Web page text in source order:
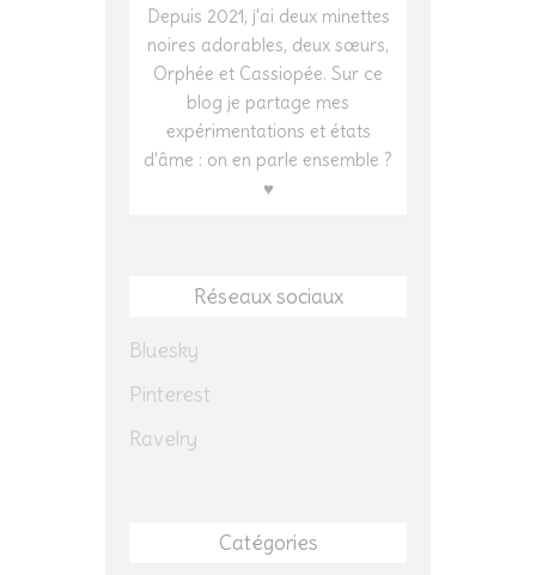
Depuis 2021, j'ai deux minettes
noires adorables, deux sœurs,
Orphée et Cassiopée. Sur ce
blog je partage mes
expérimentations et états
d'âme : on en parle ensemble ?
♥
Réseaux sociaux
Bluesky
Pinterest
Ravelry
Catégories